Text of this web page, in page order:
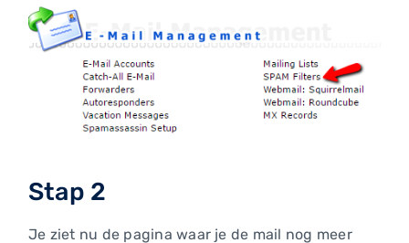
Stap 2
Je ziet nu de pagina waar je de mail nog meer